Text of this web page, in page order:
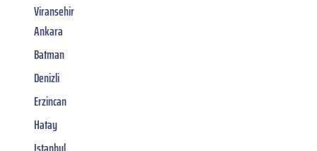
Viransehir
Ankara
Batman
Denizli
Erzincan
Hatay